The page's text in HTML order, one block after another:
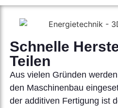
Schnelle
Teilen
Aus vielen Gründen
den Maschinenbau
der additiven Fertigung ist